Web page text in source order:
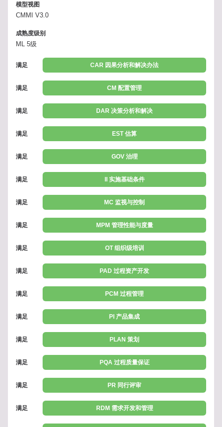
模型视图
CMMI V3.0
成熟度级别
ML 5级
满足 CAR 因果分析和解决办法
满足 CM 配置管理
满足 DAR 决策分析和解决
满足 EST 估算
满足 GOV 治理
满足 II 实施基础条件
满足 MC 监视与控制
满足 MPM 管理性能与度量
满足 OT 组织级培训
满足 PAD 过程资产开发
满足 PCM 过程管理
满足 PI 产品集成
满足 PLAN 策划
满足 PQA 过程质量保证
满足 PR 同行评审
满足 RDM 需求开发和管理